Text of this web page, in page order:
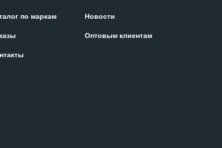
по маркам
Новости
Оптовым клиентам